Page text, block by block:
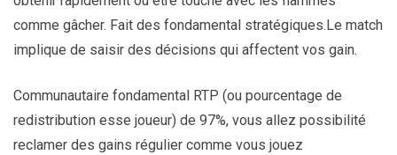
comme gâcher. Fait des fondamental stratégiques.Le match
implique de saisir des décisions qui affectent vos gain.
Communautaire fondamental RTP (ou pourcentage de
redistribution esse joueur) de 97%, vous allez possibilité
reclamer des gains régulier comme vous jouez